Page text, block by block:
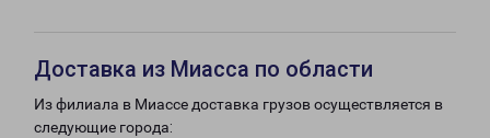
Доставка из Миасса по области
Из филиала в Миассе доставка грузов осуществляется в
следующие города: